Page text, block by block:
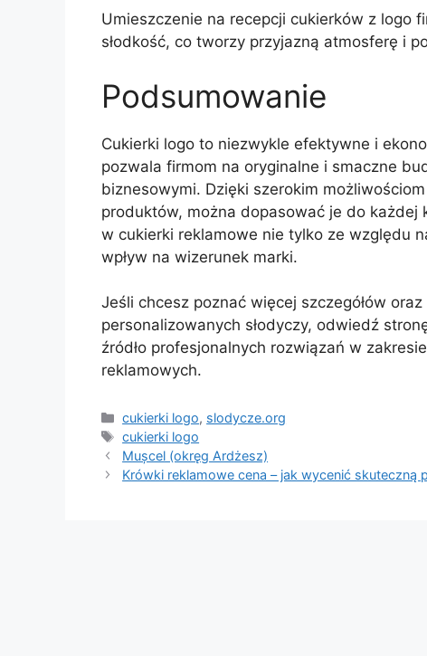
Umieszczenie na recepcji cukierków z logo
słodkość, co tworzy przyjazną atmosferę i
Podsumowanie
Cukierki logo to niezwykle efektywne i
pozwala firmom na oryginalne i smaczne
biznesowymi. Dzięki szerokim
produktów, można dopasować je do
w cukierki reklamowe nie tylko ze względu
wpływ na wizerunek marki.
Jeśli chcesz poznać więcej szczegółów
personalizowanych słodyczy, odwiedź
źródło profesjonalnych rozwiązań w
reklamowych.
Kategorie
cukierki logo, slodycze.org
Tagi
cukierki logo
Mușcel (okręg Ardżesz)
Krówki reklamowe cena – jak wycenić skuteczną